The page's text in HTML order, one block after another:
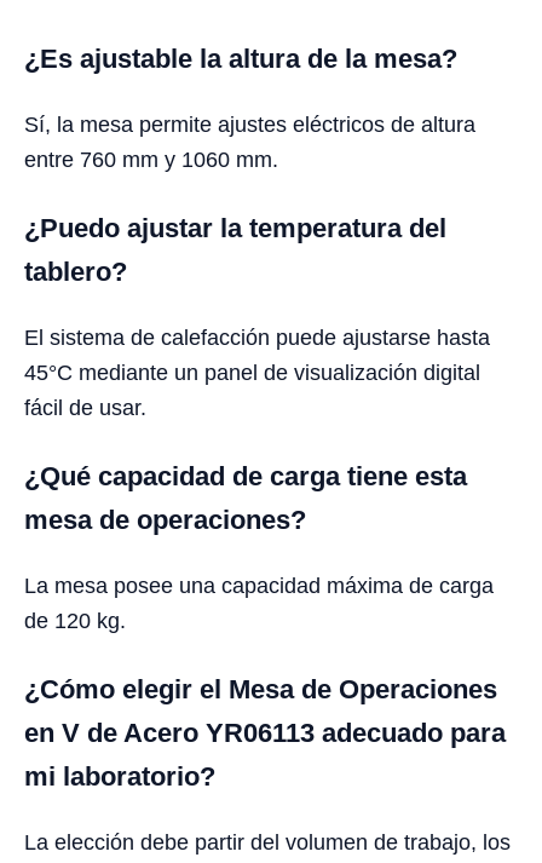
¿Es ajustable la altura de la mesa?
Sí, la mesa permite ajustes eléctricos de altura
entre 760 mm y 1060 mm.
¿Puedo ajustar la temperatura del
tablero?
El sistema de calefacción puede ajustarse hasta
45°C mediante un panel de visualización digital
fácil de usar.
¿Qué capacidad de carga tiene esta
mesa de operaciones?
La mesa posee una capacidad máxima de carga
de 120 kg.
¿Cómo elegir el Mesa de Operaciones
en V de Acero YR06113 adecuado para
mi laboratorio?
La elección debe partir del volumen de trabajo, los